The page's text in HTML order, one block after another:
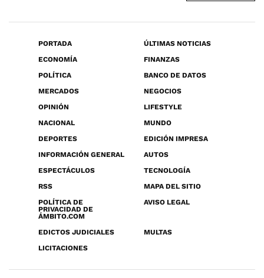
PORTADA
ÚLTIMAS NOTICIAS
ECONOMÍA
FINANZAS
POLÍTICA
BANCO DE DATOS
MERCADOS
NEGOCIOS
OPINIÓN
LIFESTYLE
NACIONAL
MUNDO
DEPORTES
EDICIÓN IMPRESA
INFORMACIÓN GENERAL
AUTOS
ESPECTÁCULOS
TECNOLOGÍA
RSS
MAPA DEL SITIO
POLÍTICA DE
PRIVACIDAD DE
ÁMBITO.COM
AVISO LEGAL
EDICTOS JUDICIALES
MULTAS
LICITACIONES